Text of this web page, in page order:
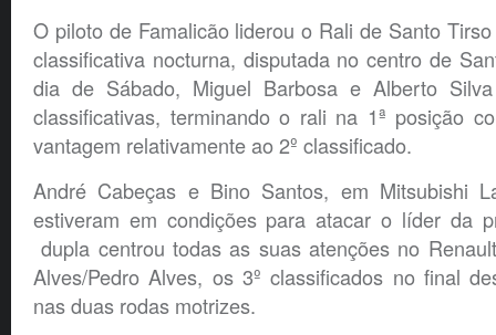
O piloto de Famalicão liderou o Rali de Santo
classificativa nocturna, disputada no centro de
dia de Sábado, Miguel Barbosa e Alberto
classificativas, terminando o rali na 1ª posição
vantagem relativamente ao 2º classificado.
André Cabeças e Bino Santos, em Mitsubishi
estiveram em condições para atacar o líder da
dupla centrou todas as suas atenções no
Alves/Pedro Alves, os 3º classificados no final
nas duas rodas motrizes.